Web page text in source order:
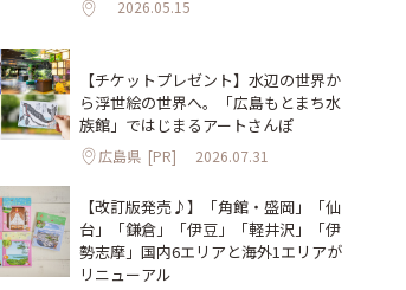
2026.05.15
【チケットプレゼント】水辺の世界か
ら浮世絵の世界へ。「広島もとまち水
族館」ではじまるアートさんぽ
広島県 [PR] 2026.07.31
【改訂版発売♪】「角館・盛岡」「仙
台」「鎌倉」「伊豆」「軽井沢」「伊
勢志摩」国内6エリアと海外1エリアが
リニューアル